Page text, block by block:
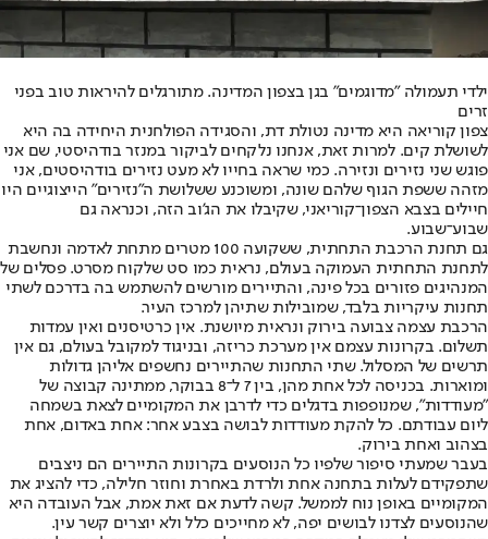
ילדי תעמולה "מדוגמים" בגן בצפון המדינה. מתורגלים להיראות טוב בפני
זרים
צפון קוריאה היא מדינה נטולת דת, והסגידה הפולחנית היחידה בה היא
לשושלת קים. למרות זאת, אנחנו נלקחים לביקור במנזר בודהיסטי, שם אני
פוגש שני נזירים ונזירה. כמי שראה בחייו לא מעט נזירים בודהיסטים, אני
מזהה ששפת הגוף שלהם שונה, ומשוכנע ששלושת ה"נזירים" הייצוגיים היו
חיילים בצבא הצפון־קוריאני, שקיבלו את הג'וב הזה, וכנראה גם
שבוע־שבוע.
גם תחנת הרכבת התחתית, ששקועה 100 מטרים מתחת לאדמה ונחשבת
לתחנת התחתית העמוקה בעולם, נראית כמו סט שלקוח מסרט. פסלים של
המנהיגים פזורים בכל פינה, והתיירים מורשים להשתמש בה בדרכם לשתי
תחנות עיקריות בלבד, שמובילות שתיהן למרכז העיר.
הרכבת עצמה צבועה בירוק ונראית מיושנת. אין כרטיסנים ואין עמדות
תשלום. בקרונות עצמם אין מערכת כריזה, ובניגוד למקובל בעולם, גם אין
תרשים של המסלול. שתי התחנות שהתיירים נחשפים אליהן גדולות
ומוארות. בכניסה לכל אחת מהן, בין 7 ל־8 בבוקר, ממתינה קבוצה של
"מעודדות", שמנופפות בדגלים כדי לדרבן את המקומיים לצאת בשמחה
ליום עבודתם. כל להקת מעודדות לבושה בצבע אחר: אחת באדום, אחת
בצהוב ואחת בירוק.
בעבר שמעתי סיפור שלפיו כל הנוסעים בקרונות התיירים הם ניצבים
שתפקידם לעלות בתחנה אחת ולרדת באחרת וחוזר חלילה, כדי להציג את
המקומיים באופן נוח לממשל. קשה לדעת אם זאת אמת, אבל העובדה היא
שהנוסעים לצדנו לבושים יפה, לא מחייכים כלל ולא יוצרים קשר עין.